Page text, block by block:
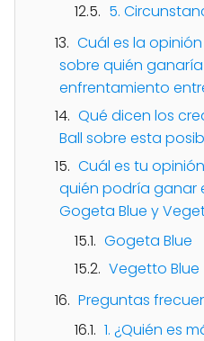
5.
Cuál es la
sobre quién
enfrentamiento
Qué dicen los
Ball sobre esta
Cuál es tu
quién podría ganar
Gogeta Blue y
Gogeta Blue
Vegetto Blue
Preguntas
1. ¿Quién es